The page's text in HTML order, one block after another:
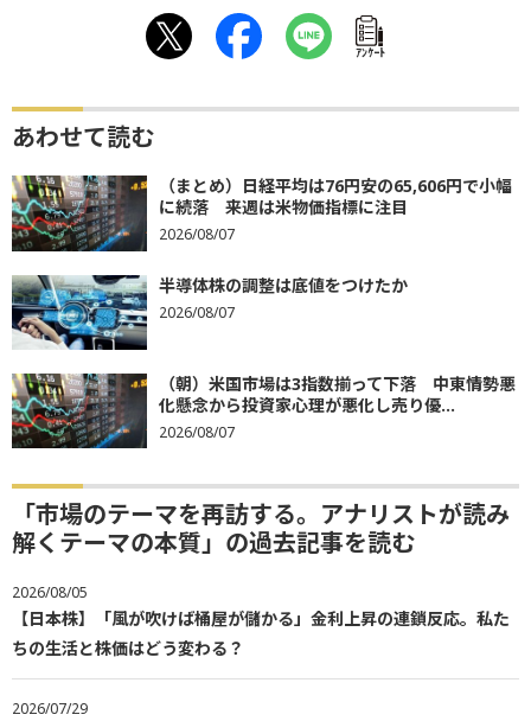
ｱﾝｹｰﾄ
あわせて読む
（まとめ）日経平均は76円安の65,606円で小幅
に続落 来週は米物価指標に注目
2026/08/07
半導体株の調整は底値をつけたか
2026/08/07
（朝）米国市場は3指数揃って下落 中東情勢悪
化懸念から投資家心理が悪化し売り優...
2026/08/07
「市場のテーマを再訪する。アナリストが読み
解くテーマの本質」の過去記事を読む
2026/08/05
【日本株】「風が吹けば桶屋が儲かる」金利上昇の連鎖反応。私た
ちの生活と株価はどう変わる？
2026/07/29